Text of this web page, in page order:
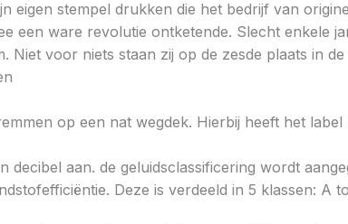
eigen stempel drukken die het bedrijf van
een ware revolutie ontketende. Slecht enkele
Niet voor niets staan zij op de zesde plaats in
op een nat wegdek. Hierbij heeft het
aan. de geluidsclassificering wordt
Deze is verdeeld in 5 klassen: A